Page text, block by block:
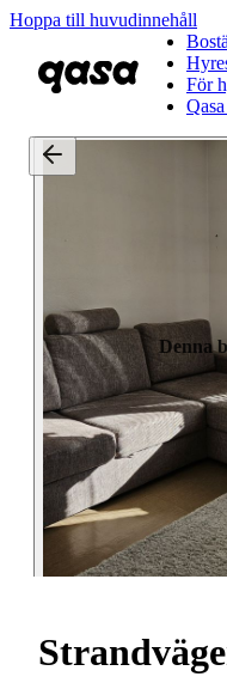
Hoppa till huvudinnehåll
För
Denna